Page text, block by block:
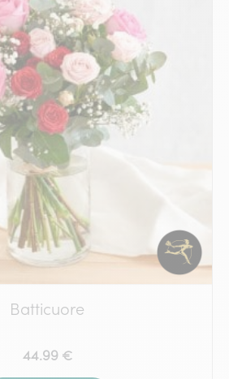
Batticuore
44.99 €